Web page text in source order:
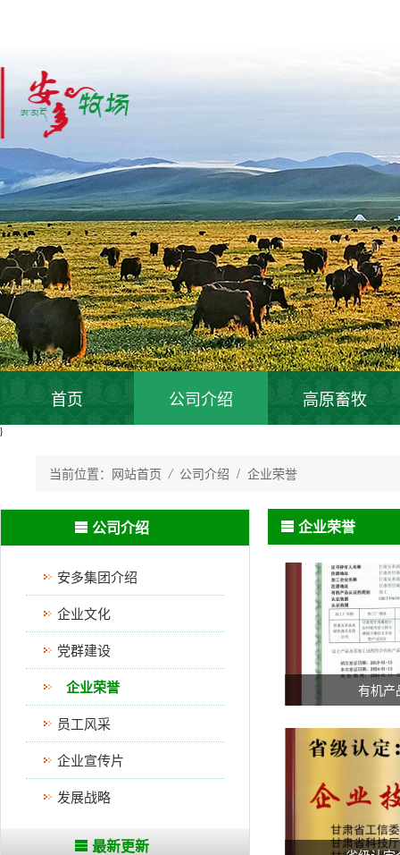
首页 公司介绍 高原畜牧
}
当前位置： 网站首页 / 公司介绍 / 企业荣誉
企业荣誉
有机产
公司介绍
安多集团介绍
企业文化
党群建设
企业荣誉
员工风采
企业宣传片
发展战略
最新更新